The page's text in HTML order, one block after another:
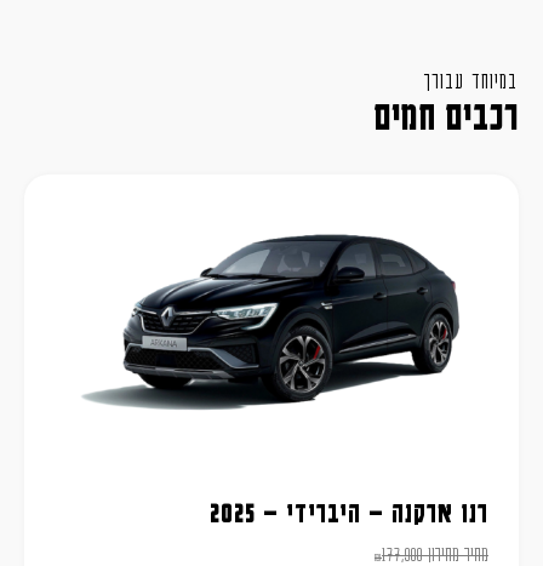
במיוחד עבורך
רכבים חמים
רנו ארקנה – היברידי – 2025
מחיר מחירון ₪177,900